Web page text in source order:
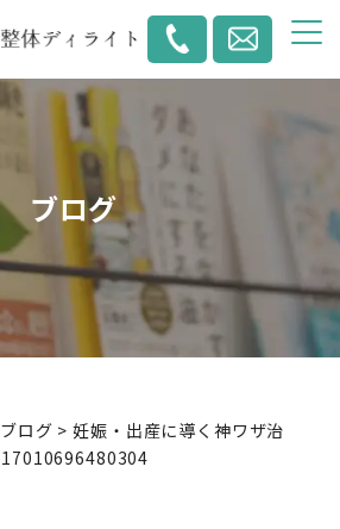
ブログ
ブログ >妊娠・出産に導く神ワザ治
17010696480304